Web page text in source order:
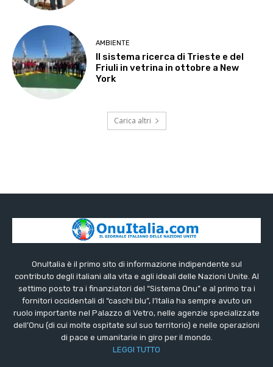
AMBIENTE
Il sistema ricerca di Trieste e del
Friuli in vetrina in ottobre a New
York
Carica altri
OnuItalia è il primo sito di informazione indipendente sul
contributo degli italiani alla vita e agli ideali delle Nazioni Unite. Al
settimo posto tra i finanziatori del “Sistema Onu” e al primo tra i
fornitori occidentali di “caschi blu”, l’Italia ha sempre avuto un
ruolo importante nel Palazzo di Vetro, nelle agenzie specializzate
dell’Onu (di cui molte ospitate sul suo territorio) e nelle operazioni
di pace e umanitarie in giro per il mondo.
LEGGI TUTTO